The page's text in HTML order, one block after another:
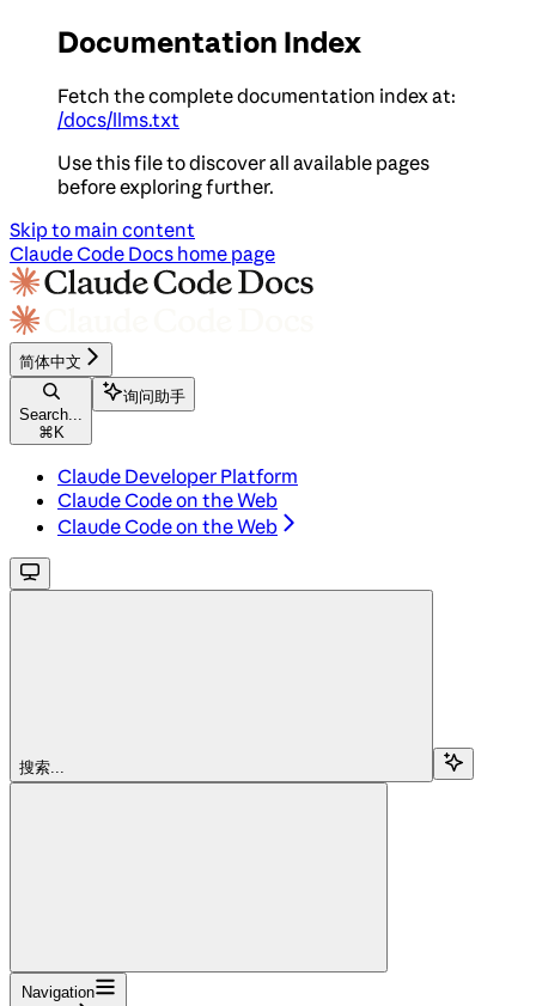
Documentation Index
Fetch the complete documentation index at:
/docs/llms.txt
Use this file to discover all available pages
before exploring further.
Skip to main content
Claude Code Docs home page
简体中文
Search...
⌘ K
询问助手
Claude Developer Platform
Claude Code on the Web
Claude Code on the Web
搜索...
Navigation